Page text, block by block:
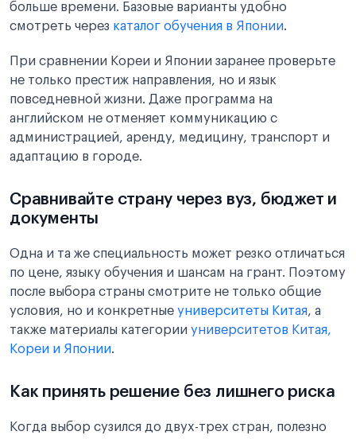
больше времени. Базовые варианты удобно
смотреть через каталог обучения в Японии.
При сравнении Кореи и Японии заранее проверьте
не только престиж направления, но и язык
повседневной жизни. Даже программа на
английском не отменяет коммуникацию с
администрацией, аренду, медицину, транспорт и
адаптацию в городе.
Сравнивайте страну через вуз, бюджет и
документы
Одна и та же специальность может резко отличаться
по цене, языку обучения и шансам на грант. Поэтому
после выбора страны смотрите не только общие
условия, но и конкретные университеты Китая, а
также материалы категории университетов Китая,
Кореи и Японии.
Как принять решение без лишнего риска
Когда выбор сузился до двух-трех стран, полезно